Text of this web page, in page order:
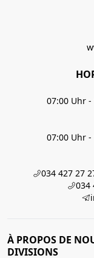
07:00 Uhr
07:00 Uhr
034 427 27
034
À PROPOS DE
DIVISIONS